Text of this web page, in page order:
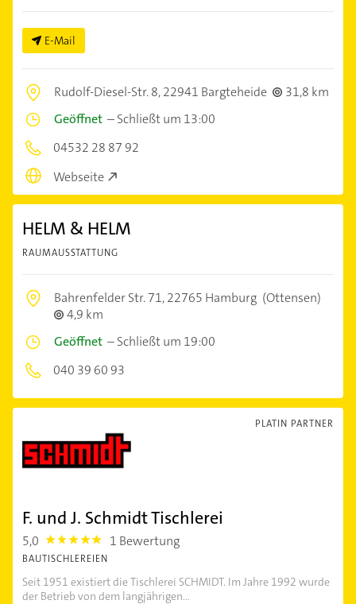
E-Mail
Rudolf-Diesel-Str. 8,22941 Bargteheide
31,8 km
Geöffnet –Schließt um 13:00
04532 28 87 92
Webseite
HELM & HELM
RAUMAUSSTATTUNG
Bahrenfelder Str. 71,22765 Hamburg (Ottensen)
4,9 km
Geöffnet –Schließt um 19:00
040 39 60 93
PLATIN PARTNER
F. und J. Schmidt Tischlerei
5,0 5.0 1 Bewertung
BAUTISCHLEREIEN
Seit 1951 existiert die Tischlerei SCHMIDT. Im Jahre 1992 wurde
der Betrieb von dem langjährigen...